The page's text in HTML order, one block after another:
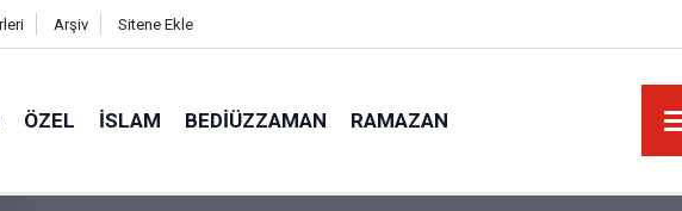
Arşiv Sitene Ekle
ÖZEL İSLAM BEDIÜZZAMAN RAMAZAN